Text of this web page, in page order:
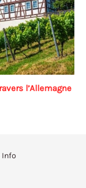
l’Allemagne
Info